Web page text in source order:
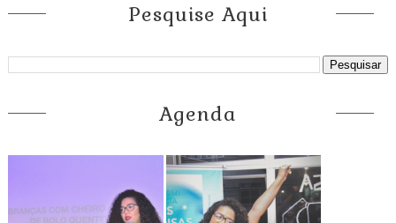
Pesquise Aqui
Agenda